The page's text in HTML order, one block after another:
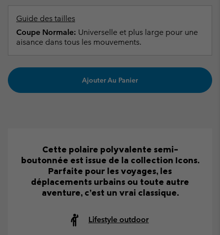
Guide des tailles
Coupe Normale: Universelle et plus large pour une
aisance dans tous les mouvements.
Ajouter Au Panier
Cette polaire polyvalente semi-
boutonnée est issue de la collection Icons.
Parfaite pour les voyages, les
déplacements urbains ou toute autre
aventure, c’est un vrai classique.
Lifestyle outdoor